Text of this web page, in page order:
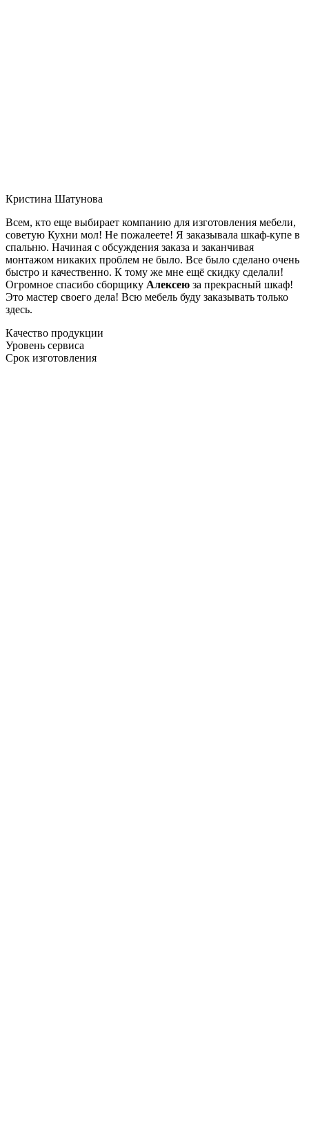
Кристина Шатунова
Всем, кто еще выбирает компанию для изготовления мебели,
советую Кухни мол! Не пожалеете! Я заказывала шкаф-купе в
спальню. Начиная с обсуждения заказа и заканчивая
монтажом никаких проблем не было. Все было сделано очень
быстро и качественно. К тому же мне ещё скидку сделали!
Огромное спасибо сборщику Алексею за прекрасный шкаф!
Это мастер своего дела! Всю мебель буду заказывать только
здесь.
Качество продукции
Уровень сервиса
Срок изготовления